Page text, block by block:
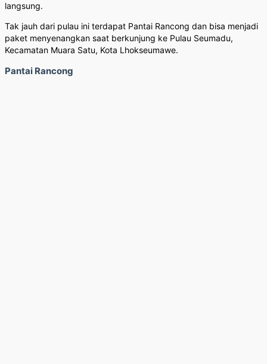
langsung.
Tak jauh dari pulau ini terdapat Pantai Rancong dan bisa menjadi
paket menyenangkan saat berkunjung ke Pulau Seumadu,
Kecamatan Muara Satu, Kota Lhokseumawe.
Pantai Rancong